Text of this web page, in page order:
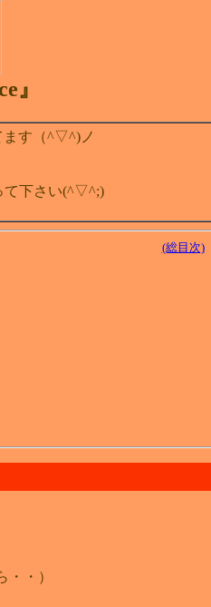
』
ます（^▽^)ノ
て下さい(^▽^;)
(総目次)
・）